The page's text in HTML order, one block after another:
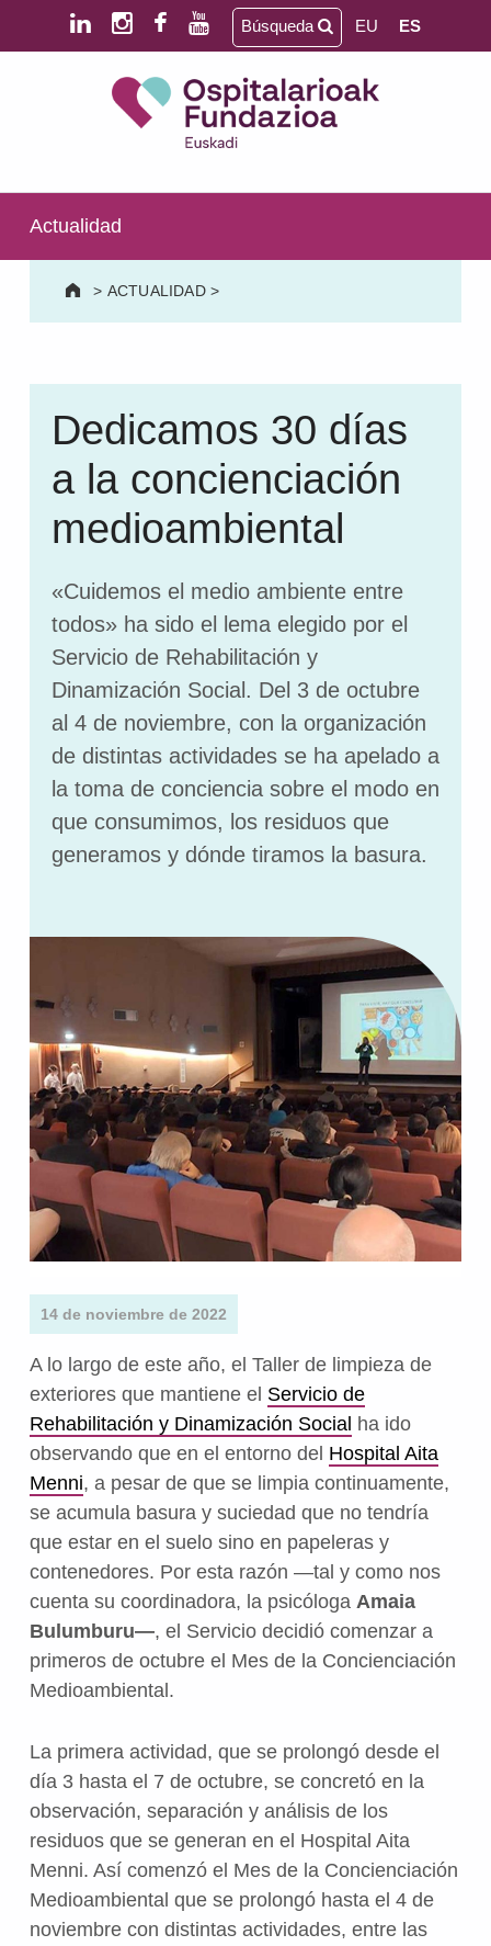
Saltar al contenido principal
Saltar al pie de página
SALUD MENTAL | DISCAPACIDAD INTELECTUAL | NEURORREHABILITACIÓN Y DAÑO CEREBRAL | PERSONA MAYOR
Búsqueda EU ES
Actualidad
> ACTUALIDAD>
Dedicamos 30 días
a la concienciación
medioambiental
«Cuidemos el medio ambiente entre
todos» ha sido el lema elegido por el
Servicio de Rehabilitación y
Dinamización Social. Del 3 de octubre
al 4 de noviembre, con la organización
de distintas actividades se ha apelado a
la toma de conciencia sobre el modo en
que consumimos, los residuos que
generamos y dónde tiramos la basura.
14 de noviembre de 2022
A lo largo de este año, el Taller de limpieza de
exteriores que mantiene el Servicio de
Rehabilitación y Dinamización Social ha ido
observando que en el entorno del Hospital Aita
Menni, a pesar de que se limpia continuamente,
se acumula basura y suciedad que no tendría
que estar en el suelo sino en papeleras y
contenedores. Por esta razón —tal y como nos
cuenta su coordinadora, la psicóloga Amaia
Bulumburu—, el Servicio decidió comenzar a
primeros de octubre el Mes de la Concienciación
Medioambiental.
La primera actividad, que se prolongó desde el
día 3 hasta el 7 de octubre, se concretó en la
observación, separación y análisis de los
residuos que se generan en el Hospital Aita
Menni. Así comenzó el Mes de la Concienciación
Medioambiental que se prolongó hasta el 4 de
noviembre con distintas actividades, entre las